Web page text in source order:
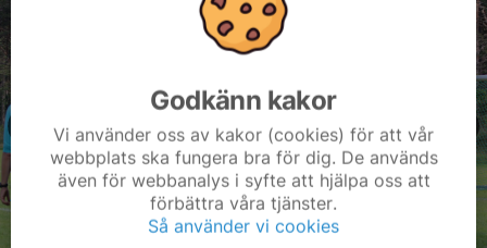
Godkänn kakor
Vi använder oss av kakor (cookies) för att vår
webbplats ska fungera bra för dig. De används
även för webbanalys i syfte att hjälpa oss att
förbättra våra tjänster.
Så använder vi cookies